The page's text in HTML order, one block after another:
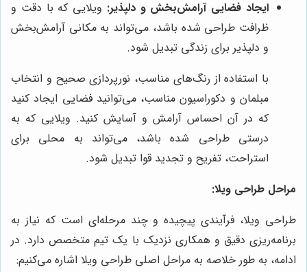
ایجاد فضایی آرامش‌بخش و دلپذیر: ویلایی که با دقت و
ظرافت طراحی شده باشد، می‌تواند به مکانی آرامش‌بخش
و دلپذیر برای زندگی تبدیل شود.
با استفاده از رنگ‌های مناسب، نورپردازی صحیح و انتخاب
مبلمان و دکوراسیون مناسب، می‌توانید فضایی ایجاد کنید
که در آن احساس آرامش و آسایش کنید. ویلایی که به
درستی طراحی شده باشد، می‌تواند به محلی برای
استراحت، تفریح و تجدید قوا تبدیل شود.
مراحل طراحی ویلا:
طراحی ویلا، فرآیندی پیچیده و چند مرحله‌ای است که نیاز به
برنامه‌ریزی دقیق و همکاری نزدیک با یک تیم متخصص دارد. در
ادامه، به طور خلاصه به مراحل اصلی طراحی ویلا اشاره می‌کنیم: